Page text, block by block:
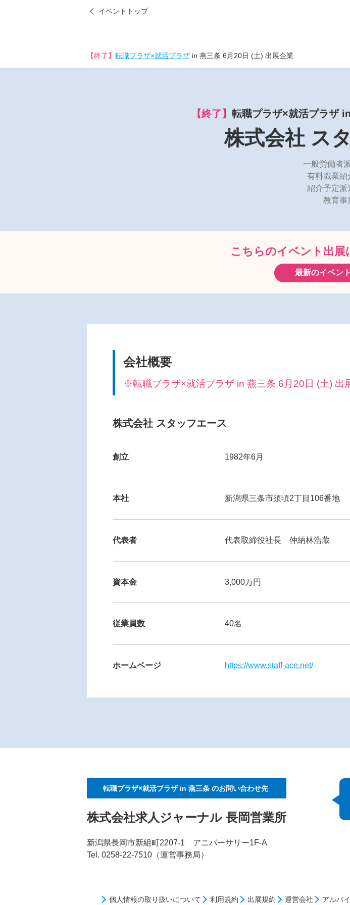
イベントトップ
【終了】 転職プラザ×就活プラザ in 燕三条 6月20日 (土) 出展企業
【終了】 転職プラザ×就活プラザ
株式会社 ス
一般労働者
有料職業紹
紹介予定派
教育事
こちらのイベント出展
最新のイベン
会社概要
※転職プラザ×就活プラザ in 燕三条 6月20日 (土) 出
株式会社 スタッフエース
創立 1982年6月
本社 新潟県三条市須頃2丁目106番地
代表者 代表取締役社長 仲納林浩蔵
資本金 3,000万円
従業員数 40名
ホームページ https://www.staff-ace.net/
転職プラザ×就活プラザ in 燕三条 のお問い合わせ先
株式会社求人ジャーナル 長岡営業所
新潟県長岡市新組町2207-1 アニバーサリー1F-A
Tel. 0258-22-7510（運営事務局）
個人情報の取り扱いについて 利用規約 出展規約 運営会社 アルバ